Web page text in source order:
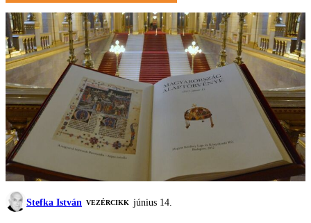
Stefka István VEZÉRCIKK június 14.